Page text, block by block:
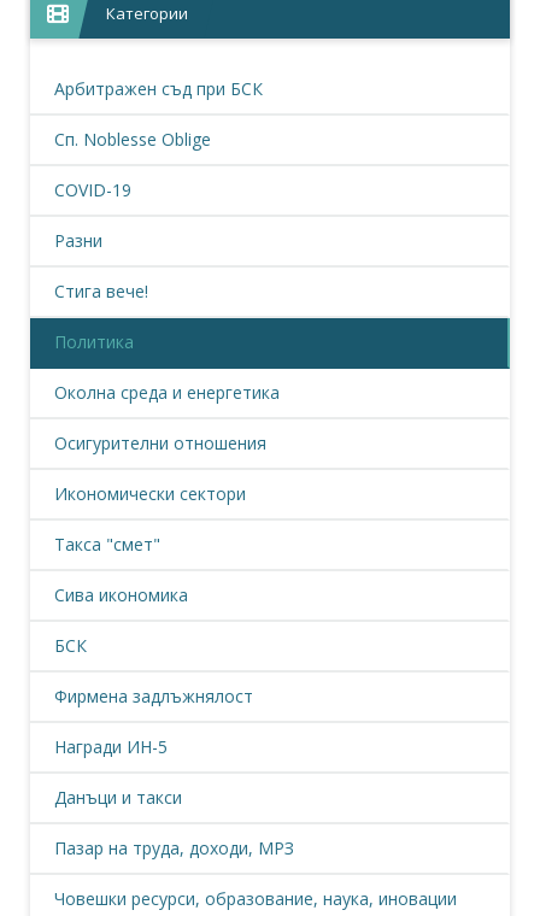
Категории
Арбитражен съд при БСК
Сп. Noblesse Oblige
COVID-19
Разни
Стига вече!
Политика
Околна среда и енергетика
Осигурителни отношения
Икономически сектори
Такса "смет"
Сива икономика
БСК
Фирмена задлъжнялост
Награди ИН-5
Данъци и такси
Пазар на труда, доходи, МРЗ
Човешки ресурси, образование, наука, иновации